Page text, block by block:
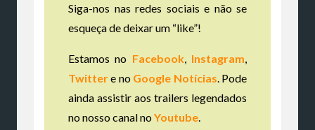
Siga-nos nas redes sociais e não se
esqueça de deixar um “like”!
Estamos no Facebook, Instagram
Twittere no Google Notícias . Pode
ainda assistir aos trailers legendados
no nosso canal noYoutube